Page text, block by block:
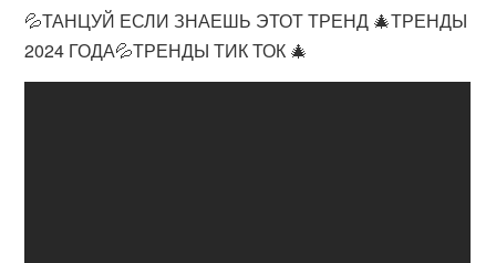
💦ТАНЦУЙ ЕСЛИ ЗНАЕШЬ ЭТОТ ТРЕНД 🎄ТРЕНДЫ
2024 ГОДА💦ТРЕНДЫ ТИК ТОК 🎄